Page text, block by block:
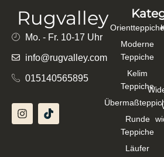
Rugvalley
Mo. - Fr. 10-17 Uhr
info@rugvalley.com
015140565895
Moderne
Teppiche
Kelim
Teppiche
Runde
Teppiche
Läufer